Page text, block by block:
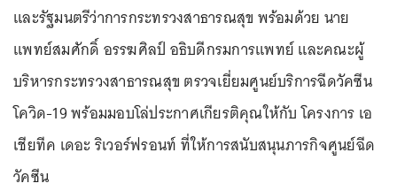
และรัฐมนตรีว่าการกระทรวงสาธารณสุข พร้อมด้วย นาย
แพทย์สมศักดิ์ อรรฆศิลป์ อธิบดีกรมการแพทย์ และคณะผู้
บริหารกระทรวงสาธารณสุข ตรวจเยี่ยมศูนย์บริการฉีดวัคซีน
โควิด-19 พร้อมมอบโล่ประกาศเกียรติคุณให้กับ โครงการ เอ
เชียทีค เดอะ ริเวอร์ฟรอนท์ ที่ให้การสนับสนุนภารกิจศูนย์ฉีด
วัคซีน